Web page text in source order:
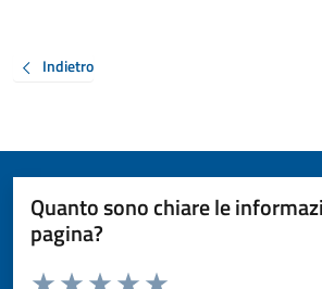
Indietro
Quanto sono chiare le
pagina?
Valuta da 1 a 5 stelle la pagina